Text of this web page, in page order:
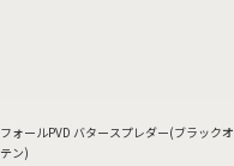
ォールPVD バタースプレダー(ブラックオ
ン)